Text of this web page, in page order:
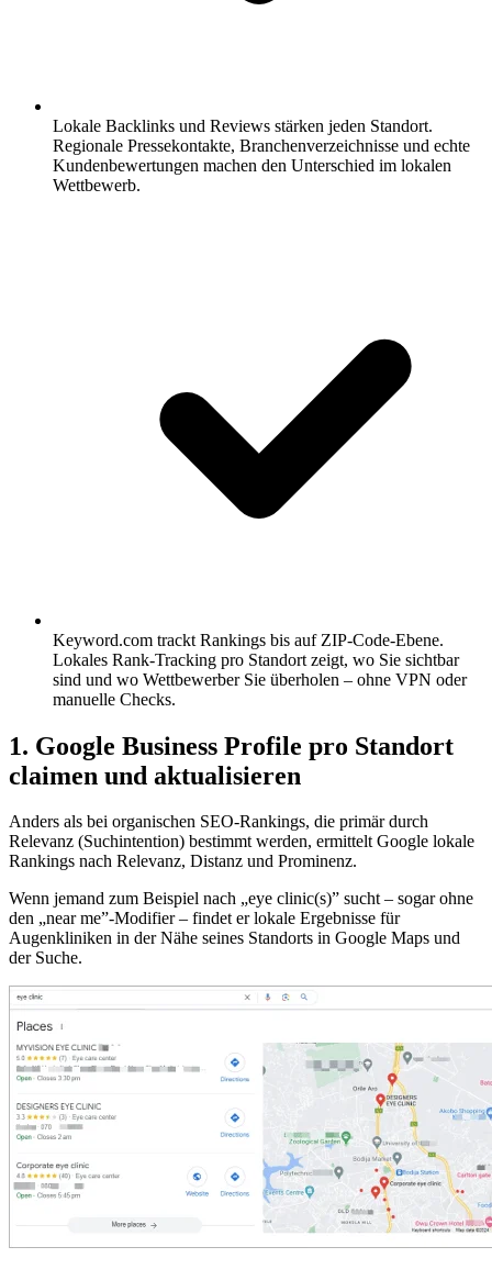
Lokale Backlinks und Reviews stärken jeden Standort.
Regionale Pressekontakte, Branchenverzeichnisse und echte
Kundenbewertungen machen den Unterschied im lokalen
Wettbewerb.
Keyword.com trackt Rankings bis auf ZIP-Code-Ebene.
Lokales Rank-Tracking pro Standort zeigt, wo Sie sichtbar
sind und wo Wettbewerber Sie überholen – ohne VPN oder
manuelle Checks.
1. Google Business Profile pro Standort
claimen und aktualisieren
Anders als bei organischen SEO-Rankings, die primär durch
Relevanz (Suchintention) bestimmt werden, ermittelt Google lokale
Rankings nach Relevanz, Distanz und Prominenz.
Wenn jemand zum Beispiel nach „eye clinic(s)” sucht – sogar ohne
den „near me”-Modifier – findet er lokale Ergebnisse für
Augenkliniken in der Nähe seines Standorts in Google Maps und
der Suche.